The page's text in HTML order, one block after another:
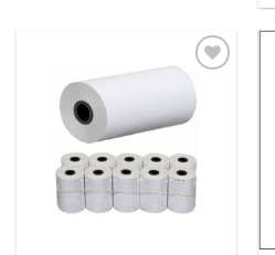
Πρόσθήκη
στην
λίστα
επιθυμιών